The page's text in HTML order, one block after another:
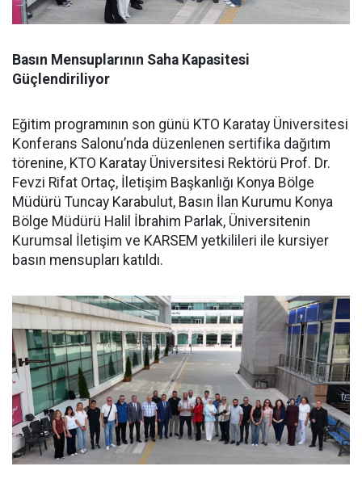
Basın Mensuplarının Saha Kapasitesi
Güçlendiriliyor
Eğitim programının son günü KTO Karatay Üniversitesi
Konferans Salonu’nda düzenlenen sertifika dağıtım
törenine, KTO Karatay Üniversitesi Rektörü Prof. Dr.
Fevzi Rifat Ortaç, İletişim Başkanlığı Konya Bölge
Müdürü Tuncay Karabulut, Basın İlan Kurumu Konya
Bölge Müdürü Halil İbrahim Parlak, Üniversitenin
Kurumsal İletişim ve KARSEM yetkilileri ile kursiyer
basın mensupları katıldı.